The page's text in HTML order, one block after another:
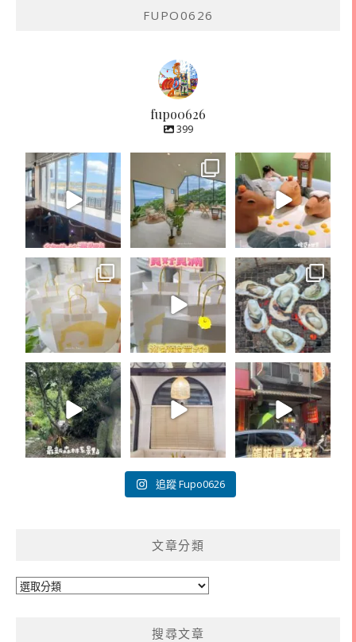
FUPO0626
fupo0626
399
追蹤 Fupo0626
文章分類
文
搜尋文章